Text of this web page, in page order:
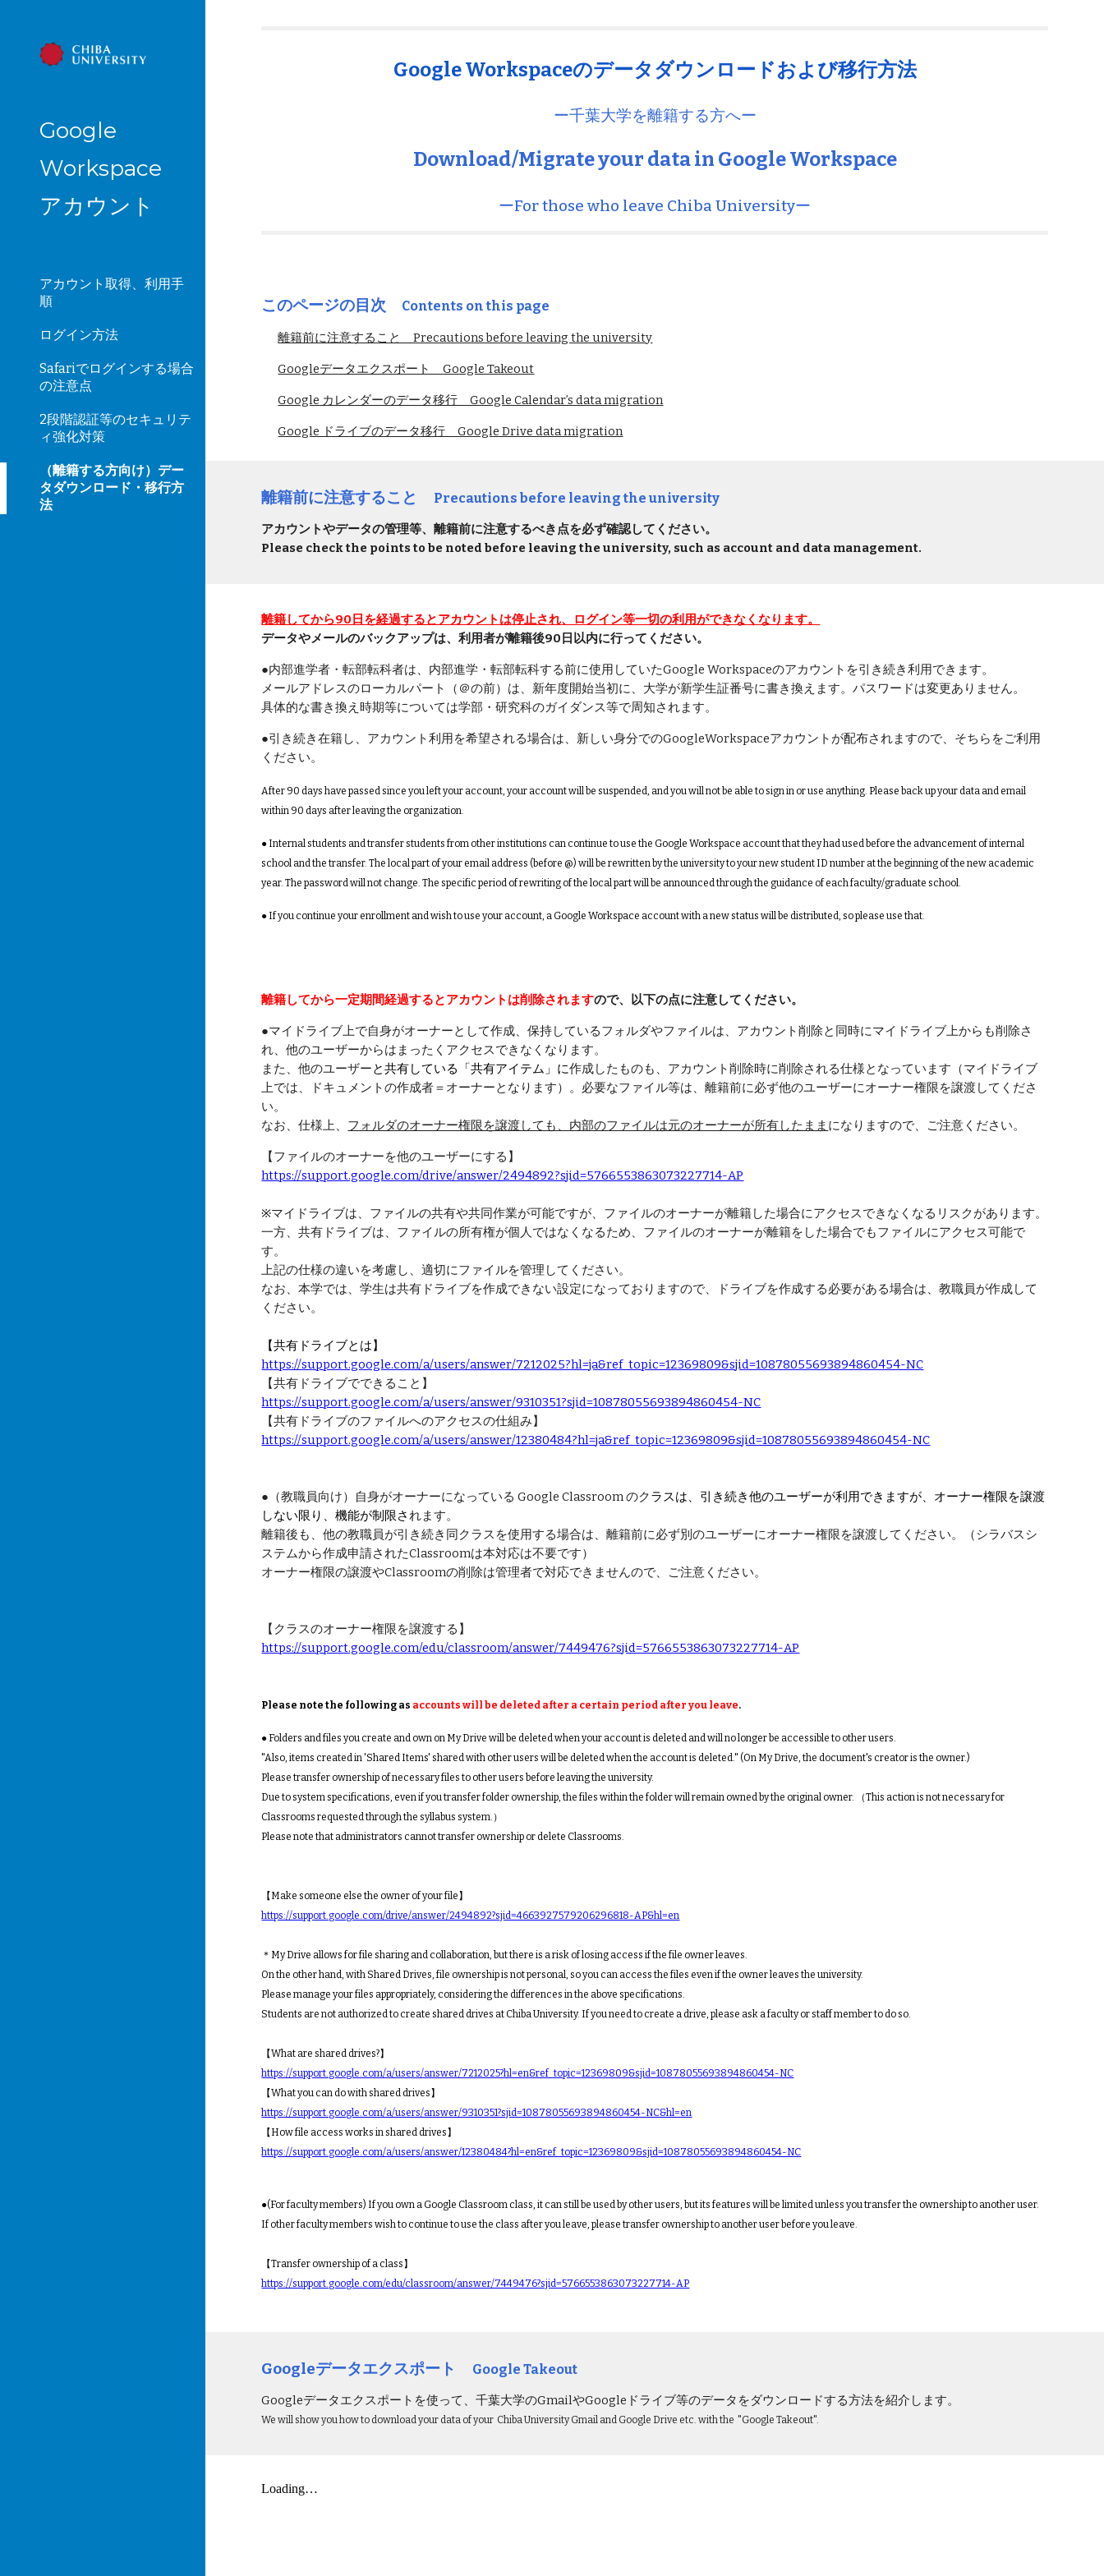
Google
Workspace
アカウント
アカウント取得、利用手
順
ログイン方法
Safariでログインする場合
の注意点
2段階認証等のセキュリテ
ィ強化対策
（離籍する方向け）デー
タダウンロード・移行方
法
Google Workspaceのデータダウンロードおよび移行方法
ー千葉大学を離籍する方へー
Download/Migrate your data in Google Workspace
ーFor those who leave Chiba Universityー
このページの目次 Contents on this page
離籍前に注意すること Precautions before leaving the university
Googleデータエクスポート Google Takeout
Google カレンダーのデータ移行 Google Calendar’s data migration
Google ドライブのデータ移行 Google Drive data migration
離籍前に注意すること Precautions before leaving the university
アカウントやデータの管理等、離籍前に注意するべき点を必ず確認してください。
Please check the points to be noted before leaving the university, such as account and data management.
離籍してから90日を経過するとアカウントは停止され、ログイン等一切の利用ができなくなります。
データやメールのバックアップは、利用者が離籍後90日以内に行ってください。
●内部進学者・転部転科者は、内部進学・転部転科する前に使用していたGoogle Workspaceのアカウントを引き続き利用できます。
メールアドレスのローカルパート（＠の前）は、新年度開始当初に、大学が新学生証番号に書き換えます。パスワードは変更ありません。
具体的な書き換え時期等については学部・研究科のガイダンス等で周知されます。
●引き続き在籍し、アカウント利用を希望される場合は、新しい身分でのGoogleWorkspaceアカウントが配布されますので、そちらをご利用
ください。
After 90 days have passed since you left your account, your account will be suspended, and you will not be able to sign in or use anything. Please back up your data and email
within 90 days after leaving the organization.
● Internal students and transfer students from other institutions can continue to use the Google Workspace account that they had used before the advancement of internal
school and the transfer. The local part of your email address (before @) will be rewritten by the university to your new student ID number at the beginning of the new academic
year. The password will not change. The specific period of rewriting of the local part will be announced through the guidance of each faculty/graduate school.
● If you continue your enrollment and wish to use your account, a Google Workspace account with a new status will be distributed, so please use that.
離籍してから一定期間経過するとアカウントは削除されますので、以下の点に注意してください。
●マイドライブ上で自身がオーナーとして作成、保持しているフォルダやファイルは、アカウント削除と同時にマイドライブ上からも削除さ
れ、他のユーザーからはまったくアクセスできなくなります。
また、他のユーザーと共有している「共有アイテム」に作成したものも、アカウント削除時に削除される仕様となっています（マイドライブ
上では、ドキュメントの作成者＝オーナーとなります）。必要なファイル等は、離籍前に必ず他のユーザーにオーナー権限を譲渡してくださ
い。
なお、仕様上、 フォルダのオーナー権限を譲渡しても、内部のファイルは元のオーナーが所有したまま になりますので、ご注意ください。
【ファイルのオーナーを他のユーザーにする】
https://support.google.com/drive/answer/2494892?sjid=5766553863073227714-AP
※マイドライブは、ファイルの共有や共同作業が可能ですが、ファイルのオーナーが離籍した場合にアクセスできなくなるリスクがあります。
一方、共有ドライブは、ファイルの所有権が個人ではなくなるため、ファイルのオーナーが離籍をした場合でもファイルにアクセス可能で
す。
上記の仕様の違いを考慮し、適切にファイルを管理してください。
なお、本学では、学生は共有ドライブを作成できない設定になっておりますので、ドライブを作成する必要がある場合は、教職員が作成して
ください。
【共有ドライブとは】
https://support.google.com/a/users/answer/7212025?hl=ja&ref_topic=12369809&sjid=10878055693894860454-NC
【共有ドライブでできること】
https://support.google.com/a/users/answer/9310351?sjid=10878055693894860454-NC
【共有ドライブのファイルへのアクセスの仕組み】
https://support.google.com/a/users/answer/12380484?hl=ja&ref_topic=12369809&sjid=10878055693894860454-NC
●（教職員向け）自身がオーナーになっている Google Classroom のクラスは、 引き続き他のユーザーが利用できますが、 オーナー権限を譲渡
しない限り、機能が制限されます。
離籍後も、他の教職員が引き続き同クラスを使用する場合は、離籍前に必ず別のユーザーにオーナー権限を譲渡してください。
（シラバスシ
ステムから作成申請されたClassroomは本対応は不要です）
オーナー権限の譲渡やClassroomの削除は管理者で対応できませんので、ご注意ください。
【クラスのオーナー権限を譲渡する】
https://support.google.com/edu/classroom/answer/7449476?sjid=5766553863073227714-AP
Please note the following as accounts will be deleted after a certain period after you leave.
● Folders and files you create and own on My Drive will be deleted when your account is deleted and will no longer be accessible to other users.
"Also, items created in 'Shared Items' shared with other users will be deleted when the account is deleted." (On My Drive, the document's creator is the owner.)
Please transfer ownership of necessary files to other users before leaving the university.
Due to system specifications, even if you transfer folder ownership, the files within the folder will remain owned by the original owner.
（This action is not necessary for
Classrooms requested through the syllabus system.）
Please note that administrators cannot transfer ownership or delete Classrooms.
【Make someone else the owner of your file】
https://support.google.com/drive/answer/2494892?sjid=4663927579206296818-AP&hl=en
＊My Drive allows for file sharing and collaboration, but there is a risk of losing access if the file owner leaves.
On the other hand, with Shared Drives, file ownership is not personal, so you can access the files even if the owner leaves the university.
Please manage your files appropriately, considering the differences in the above specifications.
Students are not authorized to create shared drives at Chiba University. If you need to create a drive, please ask a faculty or staff member to do so.
【What are shared drives?】
https://support.google.com/a/users/answer/7212025?hl=en&ref_topic=12369809&sjid=10878055693894860454-NC
【What you can do with shared drives】
https://support.google.com/a/users/answer/9310351?sjid=10878055693894860454-NC&hl=en
【How file access works in shared drives】
https://support.google.com/a/users/answer/12380484?hl=en&ref_topic=12369809&sjid=10878055693894860454-NC
●(For faculty members) If you own a Google Classroom class, it can still be used by other users, but its features will be limited unless you transfer the ownership to another user.
If other faculty members wish to continue to use the class after you leave, please transfer ownership to another user before you leave.
【Transfer ownership of a class】
https://support.google.com/edu/classroom/answer/7449476?sjid=5766553863073227714-AP
Googleデータエクスポート Google Takeout
Googleデータエクスポートを使って、千葉大学のGmailやGoogleドライブ等のデータをダウンロードする方法を紹介します。
We will show you how to download your data of your Chiba University Gmail and Google Drive etc. with the "Google Takeout".